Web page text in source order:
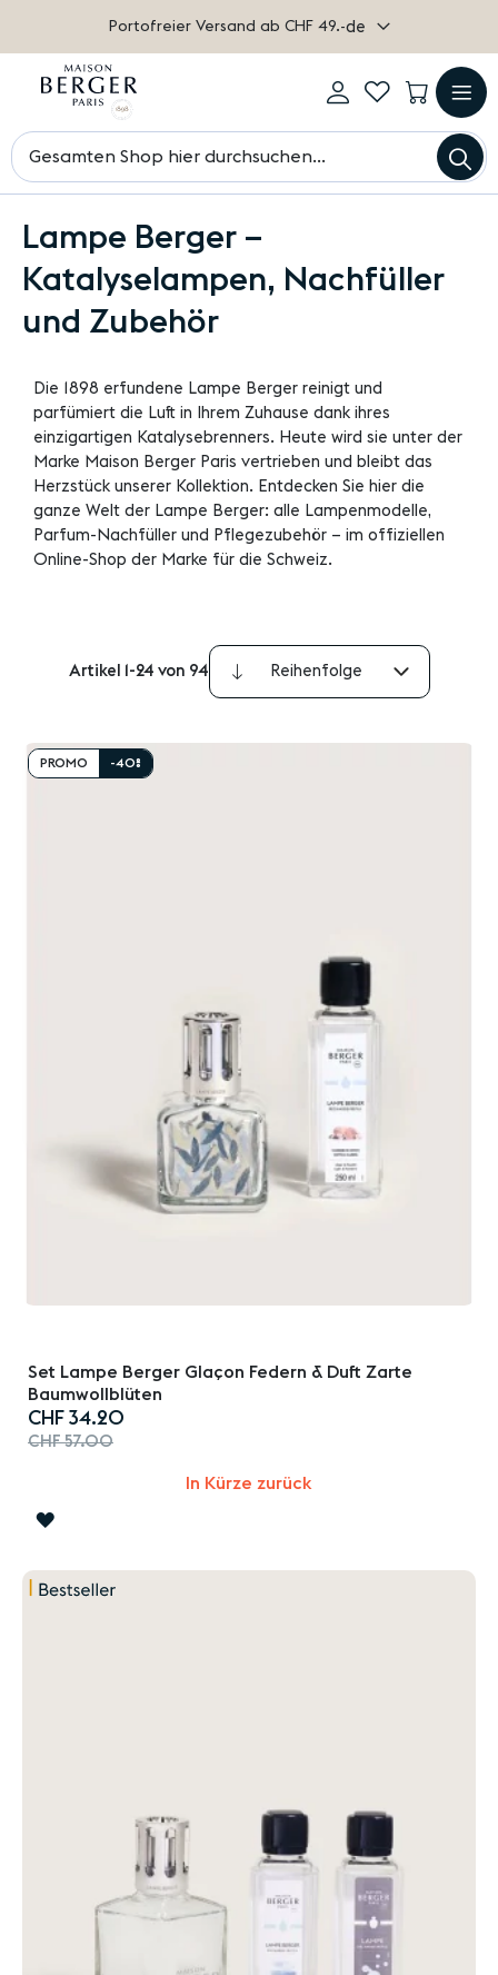
Portofreier Versand ab CHF 49.-Sprache
de
Suchen
Mein
My
Wishlist
Mein
Lampe Berger –
Katalyselampen, Nachfüller
und Zubehör
Die 1898 erfundene Lampe Berger reinigt und
parfümiert die Luft in Ihrem Zuhause dank ihres
einzigartigen Katalysebrenners. Heute wird sie unter der
Marke Maison Berger Paris vertrieben und bleibt das
Herzstück unserer Kollektion. Entdecken Sie hier die
ganze Welt der Lampe Berger: alle Lampenmodelle,
Parfum-Nachfüller und Pflegezubehör – im offiziellen
Online-Shop der Marke für die Schweiz.
Artikel -24 von 94
Absteigend
Set Lampe Berger Glaçon Federn & Duft Zarte
Baumwollblüten
Special
Price
CHF 34.20
CHF 57.00
PROMO -40%
In Kürze zurück
ZUR
HINZUFÜGEN